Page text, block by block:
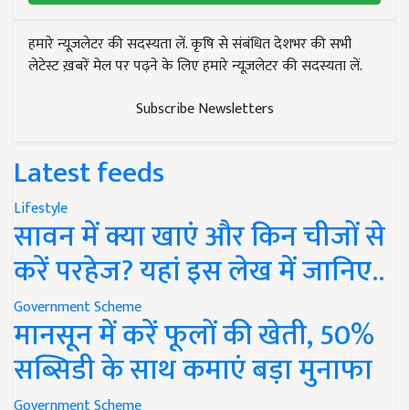
हमारे न्यूज़लेटर की सदस्यता लें. कृषि से संबंधित देशभर की सभी
लेटेस्ट ख़बरें मेल पर पढ़ने के लिए हमारे न्यूज़लेटर की सदस्यता लें.
Subscribe Newsletters
Latest feeds
Lifestyle
सावन में क्या खाएं और किन चीजों से
करें परहेज? यहां इस लेख में जानिए..
Government Scheme
मानसून में करें फूलों की खेती, 50%
सब्सिडी के साथ कमाएं बड़ा मुनाफा